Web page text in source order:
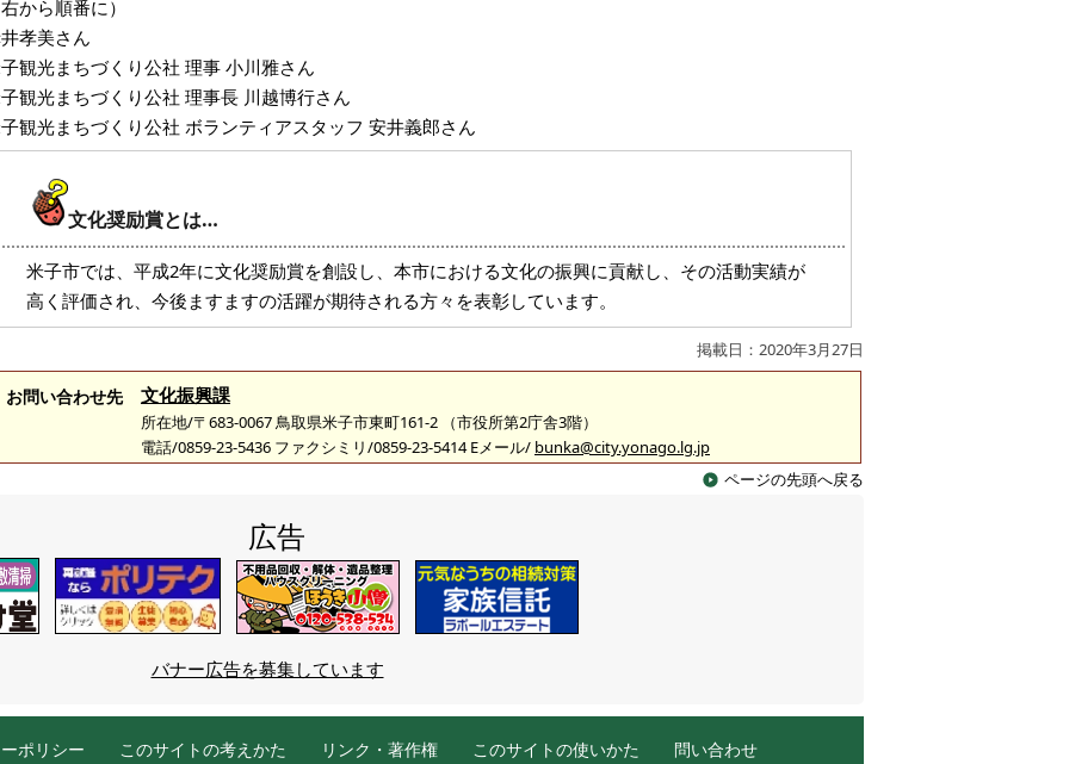
から順番に）
孝美さん
観光まちづくり公社 理事 小川雅さん
観光まちづくり公社 理事長 川越博行さん
観光まちづくり公社 ボランティアスタッフ 安井義郎さん
文化奨励賞とは…
米子市では、平成2年に文化奨励賞を創設し、本市における文化の振興に貢献し、その活動実績が
高く評価され、今後ますますの活躍が期待される方々を表彰しています。
掲載日：2020年3月27日
お問い合わせ先 文化振興課
所在地/〒683-0067 鳥取県米子市東町161-2 （市役所第2庁舎3階）
電話/0859-23-5436 ファクシミリ/0859-23-5414 Eメール/ bunka@city.yonago.lg.jp
ページの先頭へ戻る
広告
バナー広告を募集しています
ポリシー このサイトの考えかた リンク・著作権 このサイトの使いかた 問い合わせ